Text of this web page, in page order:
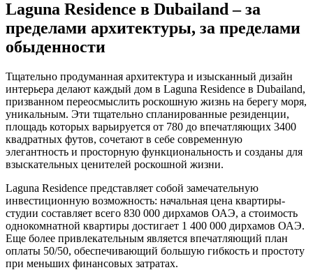
Laguna Residence в Dubailand – за
пределами архитектуры, за пределами
обыденности
Тщательно продуманная архитектура и изысканный дизайн
интерьера делают каждый дом в Laguna Residence в Dubailand,
призванном переосмыслить роскошную жизнь на берегу моря,
уникальным. Эти тщательно спланированные резиденции,
площадь которых варьируется от 780 до впечатляющих 3400
квадратных футов, сочетают в себе современную
элегантность и просторную функциональность и созданы для
взыскательных ценителей роскошной жизни.
Laguna Residence представляет собой замечательную
инвестиционную возможность: начальная цена квартиры-
студии составляет всего 830 000 дирхамов ОАЭ, а стоимость
однокомнатной квартиры достигает 1 400 000 дирхамов ОАЭ.
Еще более привлекательным является впечатляющий план
оплаты 50/50, обеспечивающий большую гибкость и простоту
при меньших финансовых затратах.